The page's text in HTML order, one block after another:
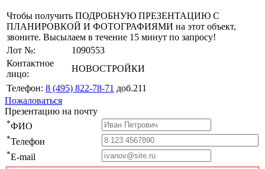
Чтобы получить ПОДРОБНУЮ ПРЕЗЕНТАЦИЮ С
ПЛАНИРОВКОЙ И ФОТОГРАФИЯМИ на этот объект,
звоните. Высылаем в течение 15 минут по запросу!
Лот №:
1090553
Контактное
лицо:
НОВОСТРОЙКИ
Телефон: 8 (495) 822-78-71 доб.211
Пожаловаться
Презентацию на почту
*ФИО
*Телефон
*E-mail